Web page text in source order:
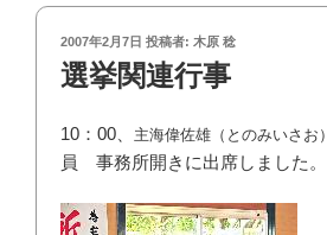
投
稿
日:
2007年2月7日 投稿者: 木原 稔
選挙関連行事
10：00、 主海偉佐雄（とのみいさお）
員 事務所開きに出席しました。